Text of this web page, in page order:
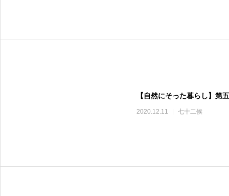
【自然にそった暮らし】第
2020.12.11 七十二候